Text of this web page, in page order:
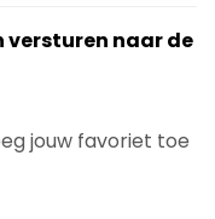
naar de
jouw favoriet toe